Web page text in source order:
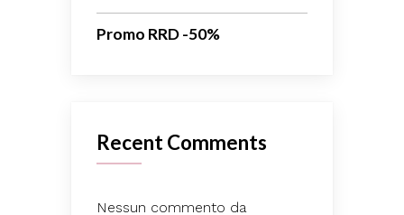
Promo RRD -50%
Recent Comments
Nessun commento da